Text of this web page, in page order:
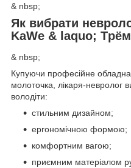
& nbsp;
Як вибрати
KaWe & laquo;
& nbsp;
Купуючи професійне
молоточка, лікаря-невролог
володіти:
стильним дизайном;
ергономічною формою;
комфортним вагою;
приємним матеріалом